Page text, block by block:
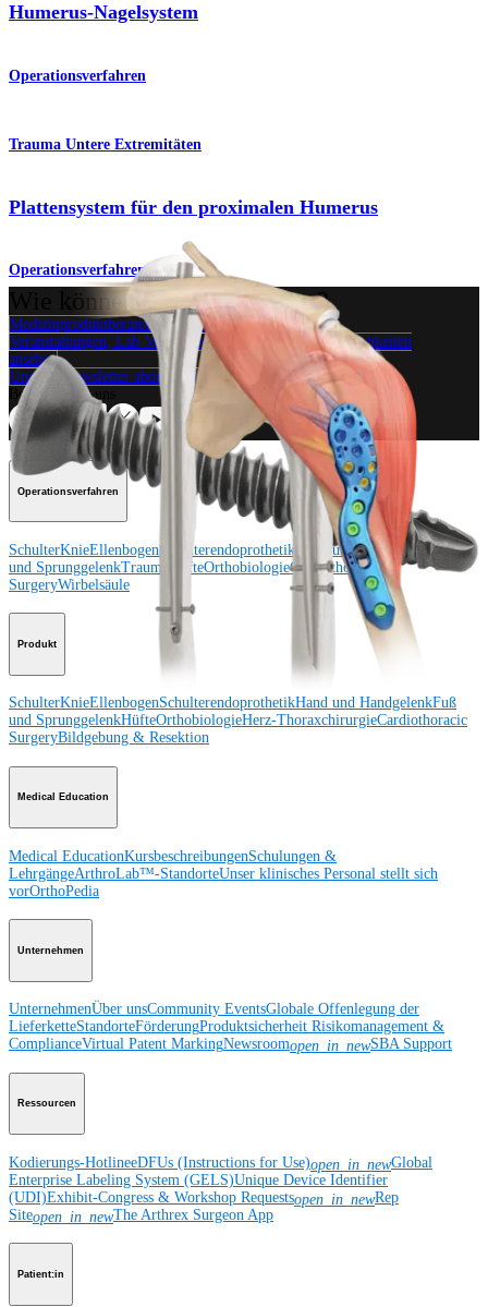
Humerus-Nagelsystem
Operationsverfahren
Trauma Untere Extremitäten
Plattensystem für den proximalen Humerus
Operationsverfahren
Wie können wir Ihnen helfen?
Medizinproduktberater:in kontaktieren
Veranstaltungen, Lab-Vorführungen und Schulungsmöglichkeiten
ansehen
Unseren Newsletter abonnieren
Besuchen Sie uns
Operationsverfahren
SchulterKnieEllenbogen Schulterendoprothetik Hand und HandgelenkFuß
und SprunggelenkTrauma HüfteOrthobiologieCardiothoracic
SurgeryWirbelsäule
Produkt
SchulterKnieEllenbogenSchulterendoprothetikHand und HandgelenkFuß
und SprunggelenkHüfteOrthobiologieHerz-ThoraxchirurgieCardiothoracic
SurgeryBildgebung & Resektion
Medical Education
Medical EducationKursbeschreibungenSchulungen &
LehrgängeArthroLab™-StandorteUnser klinisches Personal stellt sich
vorOrthoPedia
Unternehmen
UnternehmenÜber unsCommunity EventsGlobale Offenlegung der
LieferketteStandorteFörderungProduktsicherheit Risikomanagement &
ComplianceVirtual Patent MarkingNewsroomopen_in_newSBA Support
Ressourcen
Kodierungs-HotlineeDFUs (Instructions for Use)open_in_newGlobal
Enterprise Labeling System (GELS)Unique Device Identifier
(UDI)Exhibit-Congress & Workshop Requestsopen_in_newRep
Siteopen_in_newThe Arthrex Surgeon App
Patient:in